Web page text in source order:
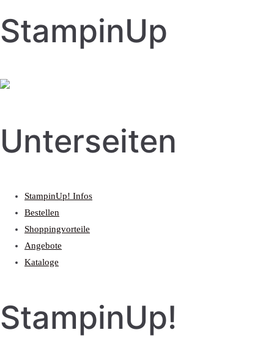
StampinUp
Unterseiten
StampinUp! Infos
Bestellen
Shoppingvorteile
Angebote
Kataloge
StampinUp!